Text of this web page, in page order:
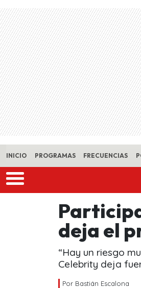
Skip to main content
INICIO PROGRAMAS FRECUENCIAS
deja el
“Hay un riesgo
Celebrity deja
Por Bastián Escalona